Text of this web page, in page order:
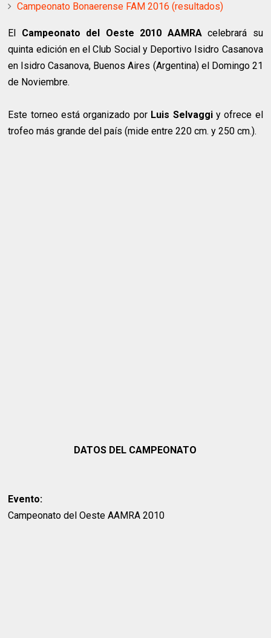
Campeonato Bonaerense FAM 2016 (resultados)
El Campeonato del Oeste 2010 AAMRAcelebrará su
quinta edición en el Club Social y Deportivo Isidro Casanova
en Isidro Casanova, Buenos Aires (Argentina) el Domingo 21
de Noviembre.
Este torneo está organizado por Luis Selvaggiy ofrece el
trofeo más grande del país (mide entre 220 cm. y 250 cm.).
DATOS DEL CAMPEONATO
Evento:
Campeonato del Oeste AAMRA 2010